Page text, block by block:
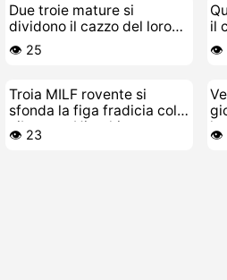
Due troie mature si
dividono il cazzo del loro
toy-boy
👁️ 25
il
👁️
Troia MILF rovente si
sfonda la figa fradicia col
vibratore Hitachi
👁️ 23 👁️